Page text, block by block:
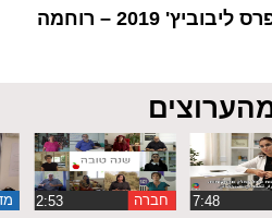
תגובות לכתבה פרס ליבוביץ' 2019 – רוחמה
‏7:48 חברה